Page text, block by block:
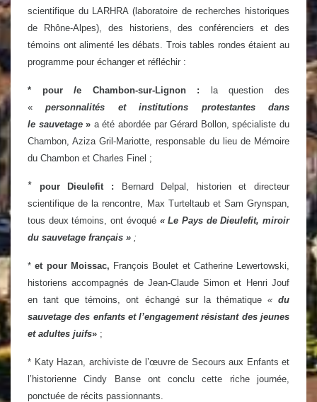
scientifique du LARHRA (laboratoire de recherches historiques
de Rhône-Alpes), des historiens, des conférenciers et des
témoins ont alimenté les débats. Trois tables rondes étaient au
programme pour échanger et réfléchir :
* pourle Chambon-sur-Lignon :
la question des
«
personnalités et institutions protestantes dans
le sauvetage» a été abordée parGérard Bollon, spécialiste du
Chambon, Aziza Gril-Mariotte, responsable du lieu de Mémoire
du Chambon et Charles Finel ;
* pour Dieulefit :
Bernard Delpal, historien et directeur
scientifique de la rencontre, Max Turteltaub et Sam Grynspan,
tous deux témoins, ont évoqué « Le Pays de Dieulefit, miroir
du sauvetage français » ;
*et pour Moissac, François Boulet et Catherine Lewertowski,
historiens accompagnés de Jean-Claude Simon et Henri Jouf
en tant que témoins, ont échangé sur la thématique «du
sauvetage des enfants et l’engagement résistant des jeunes
et adultes juifs» ;
* Katy Hazan, archiviste de l’œuvre de Secours aux Enfants et
l’historienne Cindy Banse ont conclu cette riche journée,
ponctuée de récits passionnants.